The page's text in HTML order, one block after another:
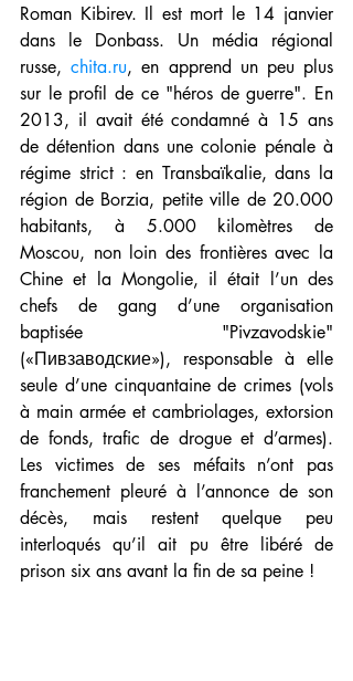
Roman Kibirev. Il est mort le 14 janvier
dans le Donbass. Un média régional
russe, chita.ru, en apprend un peu plus
sur le profil de ce "héros de guerre". En
2013, il avait été condamné à 15 ans
de détention dans une colonie pénale à
régime strict : en Transbaïkalie, dans la
région de Borzia, petite ville de 20.000
habitants, à 5.000 kilomètres de
Moscou, non loin des frontières avec la
Chine et la Mongolie, il était l’un des
chefs de gang d’une organisation
baptisée "Pivzavodskie"
(«Пивзаводские»), responsable à elle
seule d’une cinquantaine de crimes (vols
à main armée et cambriolages, extorsion
de fonds, trafic de drogue et d’armes).
Les victimes de ses méfaits n’ont pas
franchement pleuré à l’annonce de son
décès, mais restent quelque peu
interloqués qu’il ait pu être libéré de
prison six ans avant la fin de sa peine !